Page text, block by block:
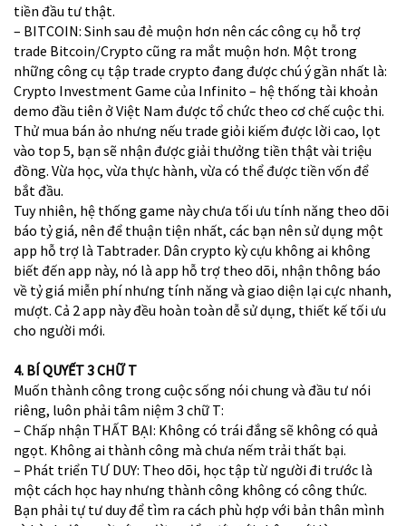
tiền đầu tư thật.
– BITCOIN: Sinh sau đẻ muộn hơn nên các công cụ hỗ trợ
trade Bitcoin/Crypto cũng ra mắt muộn hơn. Một trong
những công cụ tập trade crypto đang được chú ý gần nhất là:
Crypto Investment Game của Infinito – hệ thống tài khoản
demo đầu tiên ở Việt Nam được tổ chức theo cơ chế cuộc thi.
Thử mua bán ảo nhưng nếu trade giỏi kiếm được lời cao, lọt
vào top 5, bạn sẽ nhận được giải thưởng tiền thật vài triệu
đồng. Vừa học, vừa thực hành, vừa có thể được tiền vốn để
bắt đầu.
Tuy nhiên, hệ thống game này chưa tối ưu tính năng theo dõi
báo tỷ giá, nên để thuận tiện nhất, các bạn nên sử dụng một
app hỗ trợ là Tabtrader. Dân crypto kỳ cựu không ai không
biết đến app này, nó là app hỗ trợ theo dõi, nhận thông báo
về tỷ giá miễn phí nhưng tính năng và giao diện lại cực nhanh,
mượt. Cả 2 app này đều hoàn toàn dễ sử dụng, thiết kế tối ưu
cho người mới.
4. BÍ QUYẾT 3 CHỮ T
Muốn thành công trong cuộc sống nói chung và đầu tư nói
riêng, luôn phải tâm niệm 3 chữ T:
– Chấp nhận THẤT BẠI: Không có trái đắng sẽ không có quả
ngọt. Không ai thành công mà chưa nếm trải thất bại.
– Phát triển TƯ DUY: Theo dõi, học tập từ người đi trước là
một cách học hay nhưng thành công không có công thức.
Bạn phải tự tư duy để tìm ra cách phù hợp với bản thân mình